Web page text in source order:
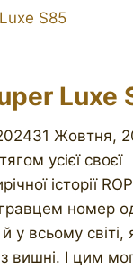
Luxe
31 Жовтня,
усієї своєї
історії
номер
й у всьому
вишні. І цим